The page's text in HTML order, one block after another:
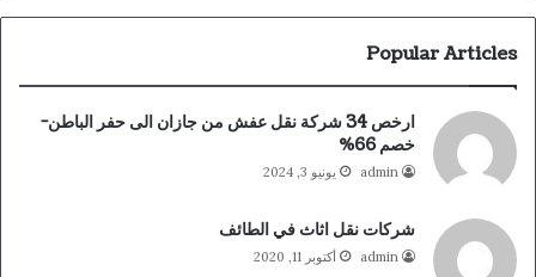
Popular Articles
ارخص 34 شركة نقل عفش من جازان الى حفر الباطن-
خصم 66%
admin يونيو 3, 2024
شركات نقل اثاث في الطائف
admin أكتوبر 11, 2020